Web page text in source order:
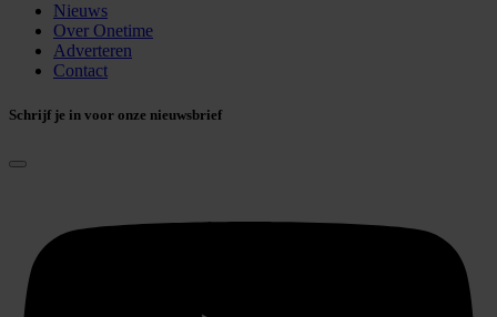
Nieuws
Over Onetime
Adverteren
Contact
Schrijf je in voor onze nieuwsbrief